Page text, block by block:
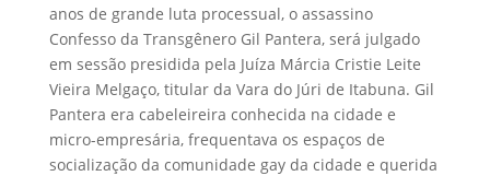
anos de grande luta processual, o assassino
Confesso da Transgênero Gil Pantera, será julgado
em sessão presidida pela Juíza Márcia Cristie Leite
Vieira Melgaço, titular da Vara do Júri de Itabuna. Gil
Pantera era cabeleireira conhecida na cidade e
micro-empresária, frequentava os espaços de
socialização da comunidade gay da cidade e querida